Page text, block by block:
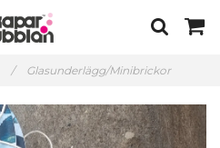
/ Glasunderlägg/Minibrickor